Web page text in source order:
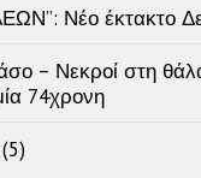
Νέο έκτακτο
– Νεκροί στη
74χρονη